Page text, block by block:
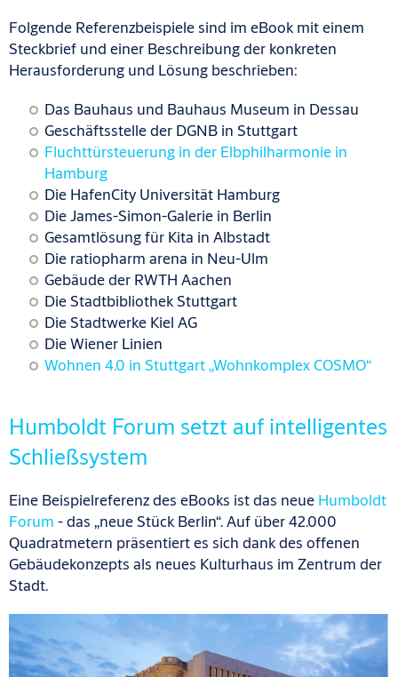
Folgende Referenzbeispiele sind im eBook mit einem
Steckbrief und einer Beschreibung der konkreten
Herausforderung und Lösung beschrieben:
Das Bauhaus und Bauhaus Museum in Dessau
Geschäftsstelle der DGNB in Stuttgart
Fluchttürsteuerung in der Elbphilharmonie in
Hamburg
Die HafenCity Universität Hamburg
Die James-Simon-Galerie in Berlin
Gesamtlösung für Kita in Albstadt
Die ratiopharm arena in Neu-Ulm
Gebäude der RWTH Aachen
Die Stadtbibliothek Stuttgart
Die Stadtwerke Kiel AG
Die Wiener Linien
Wohnen 4.0 in Stuttgart „Wohnkomplex COSMO“
Humboldt Forum setzt auf intelligentes
Schließsystem
Eine Beispielreferenz des eBooks ist das neue Humboldt
Forum - das „neue Stück Berlin“. Auf über 42.000
Quadratmetern präsentiert es sich dank des offenen
Gebäudekonzepts als neues Kulturhaus im Zentrum der
Stadt.